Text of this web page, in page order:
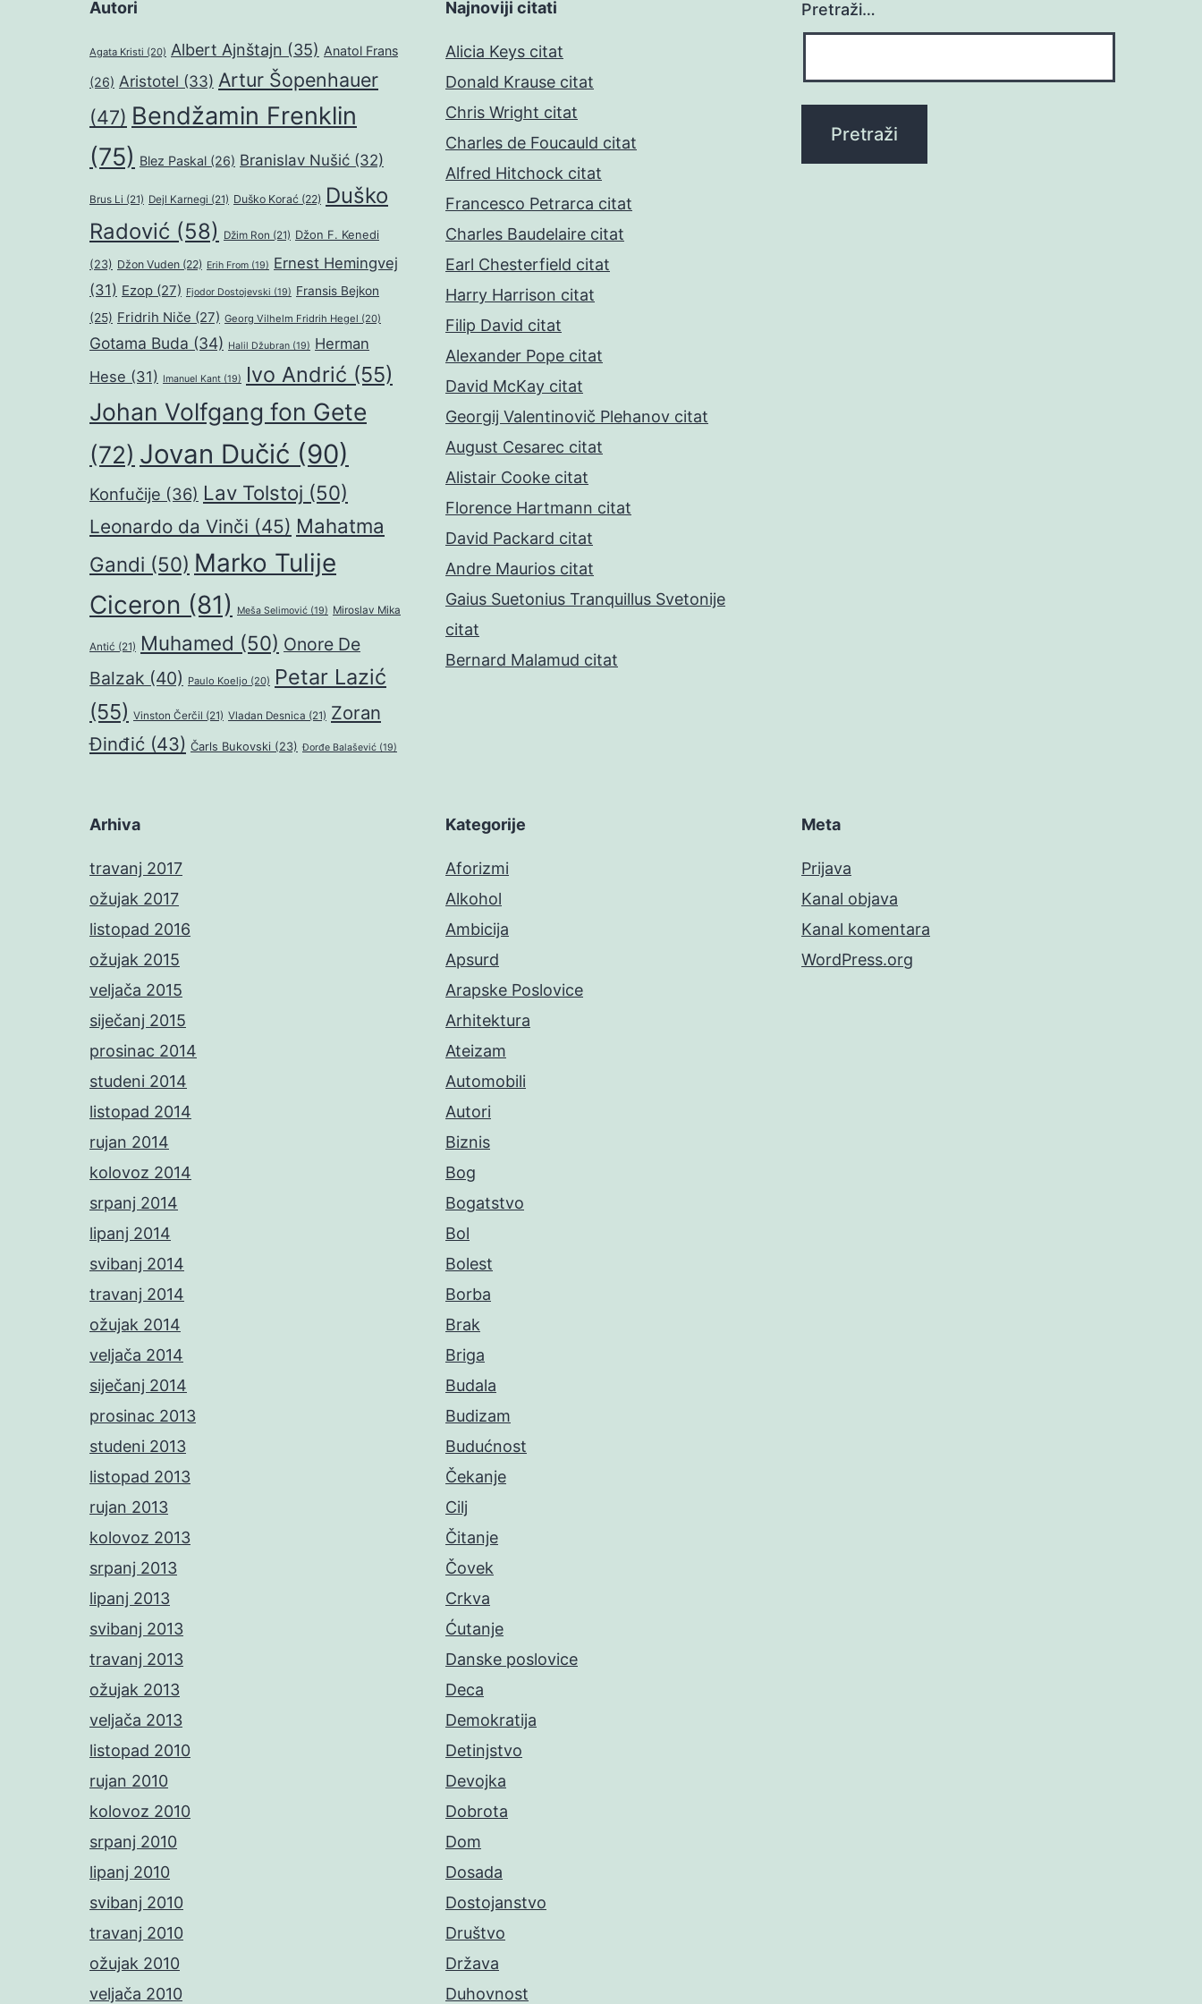
Autori
Agata Kristi (20) Albert Ajnštajn (35) Anatol Frans
(26) Aristotel (33) Artur Šopenhauer
(47) Bendžamin Frenklin
(75) Blez Paskal (26) Branislav Nušić (32)
Brus Li (21) Dejl Karnegi (21) Duško Korać (22) Duško
Radović (58) Džim Ron (21) Džon F. Kenedi
(23) Džon Vuden (22) Erih From (19) Ernest Hemingvej
(31) Ezop (27) Fjodor Dostojevski (19) Fransis Bejkon
(25) Fridrih Niče (27) Georg Vilhelm Fridrih Hegel (20)
Gotama Buda (34) Halil Džubran (19) Herman
Hese (31) Imanuel Kant (19) Ivo Andrić (55)
Johan Volfgang fon Gete
(72) Jovan Dučić (90)
Konfučije (36) Lav Tolstoj (50)
Leonardo da Vinči (45) Mahatma
Gandi (50) Marko Tulije
Ciceron (81) Meša Selimović (19) Miroslav Mika
Antić (21) Muhamed (50) Onore De
Balzak (40) Paulo Koeljo (20) Petar Lazić
(55) Vinston Čerčil (21) Vladan Desnica (21) Zoran
Đinđić (43) Čarls Bukovski (23) Đorđe Balašević (19)
Najnoviji citati
Alicia Keys citat
Donald Krause citat
Chris Wright citat
Charles de Foucauld citat
Alfred Hitchock citat
Francesco Petrarca citat
Charles Baudelaire citat
Earl Chesterfield citat
Harry Harrison citat
Filip David citat
Alexander Pope citat
David McKay citat
Georgij Valentinovič Plehanov citat
August Cesarec citat
Alistair Cooke citat
Florence Hartmann citat
David Packard citat
Andre Maurios citat
Gaius Suetonius Tranquillus Svetonije
citat
Bernard Malamud citat
Pretraži…
Arhiva
travanj 2017
ožujak 2017
listopad 2016
ožujak 2015
veljača 2015
siječanj 2015
prosinac 2014
studeni 2014
listopad 2014
rujan 2014
kolovoz 2014
srpanj 2014
lipanj 2014
svibanj 2014
travanj 2014
ožujak 2014
veljača 2014
siječanj 2014
prosinac 2013
studeni 2013
listopad 2013
rujan 2013
kolovoz 2013
srpanj 2013
lipanj 2013
svibanj 2013
travanj 2013
ožujak 2013
veljača 2013
listopad 2010
rujan 2010
kolovoz 2010
srpanj 2010
lipanj 2010
svibanj 2010
travanj 2010
ožujak 2010
veljača 2010
Kategorije
Aforizmi
Alkohol
Ambicija
Apsurd
Arapske Poslovice
Arhitektura
Ateizam
Automobili
Autori
Biznis
Bog
Bogatstvo
Bol
Bolest
Borba
Brak
Briga
Budala
Budizam
Budućnost
Čekanje
Cilj
Čitanje
Čovek
Crkva
Ćutanje
Danske poslovice
Deca
Demokratija
Detinjstvo
Devojka
Dobrota
Dom
Dosada
Dostojanstvo
Društvo
Država
Duhovnost
Meta
Prijava
Kanal objava
Kanal komentara
WordPress.org